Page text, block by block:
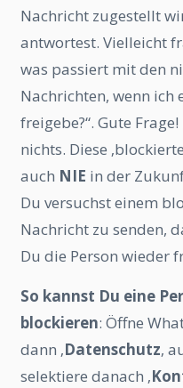
Nachricht zugestellt
antwortest. Vielleicht
was passiert mit den
Nachrichten, wenn ich
freigebe?“. Gute
nichts. Diese
auch NIE in der
Du versuchst einem
Nachricht zu senden,
Du die Person wieder
So kannst Du eine
blockieren: Öffne
dann ‚Datenschutz‚
selektiere danach ‚